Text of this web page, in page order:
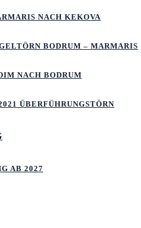
NACH KEKOVA
BODRUM – MARMARIS
NACH BODRUM
ÜBERFÜHRUNGSTÖRN
AB 2027